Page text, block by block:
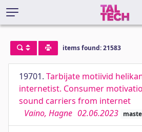
items found: 21583
19701. Tarbijate motiivid
internetist. Consumer
sound carriers from internet
Vaino, Hagne 02.06.2023